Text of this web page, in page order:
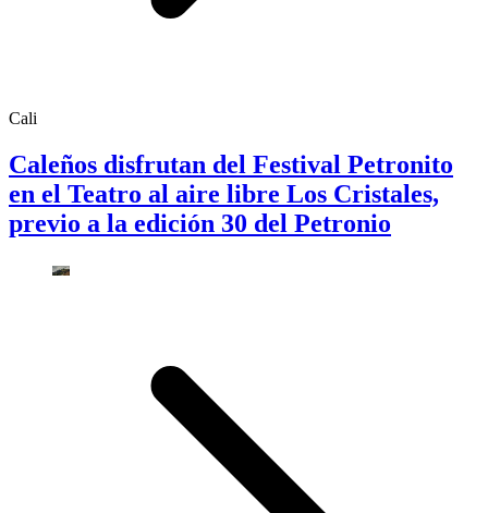
Cali
Caleños disfrutan del Festival Petronito
en el Teatro al aire libre Los Cristales,
previo a la edición 30 del Petronio